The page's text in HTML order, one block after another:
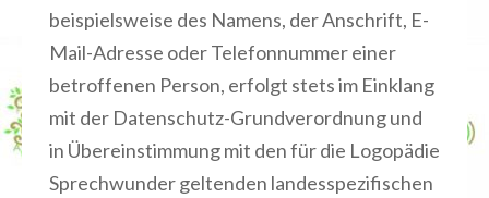
beispielsweise des Namens, der Anschrift, E-
Mail-Adresse oder Telefonnummer einer
betroffenen Person, erfolgt stets im Einklang
mit der Datenschutz-Grundverordnung und
in Übereinstimmung mit den für die Logopädie
Sprechwunder geltenden landesspezifischen